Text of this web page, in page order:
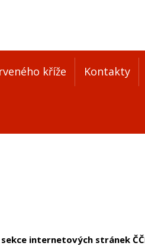
kříže Kontakty
internetových stránek